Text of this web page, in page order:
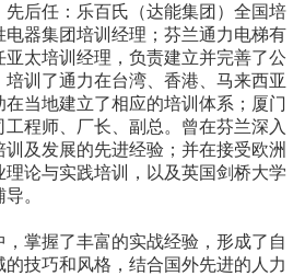
先后任：乐百氏（达能集团）全国培
器集团培训经理；芬兰通力电梯有
亚太培训经理，负责建立并完善了公
训了通力在台湾、香港、马来西亚
当地建立了相应的培训体系；厦门
程师、厂长、副总。曾在芬兰深入
及发展的先进经验；并在接受欧洲
论与实践培训，以及英国剑桥大学
。
掌握了丰富的实战经验，形成了自
技巧和风格，结合国外先进的人力